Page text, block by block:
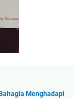
Menghadapi